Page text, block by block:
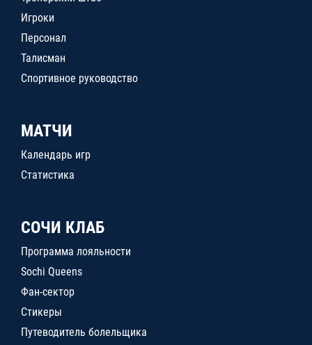
Игроки
Персонал
Талисман
Спортивное руководство
МАТЧИ
Календарь игр
Статистика
СОЧИ КЛАБ
Программа лояльности
Sochi Queens
Фан-сектор
Стикеры
Путеводитель болельщика